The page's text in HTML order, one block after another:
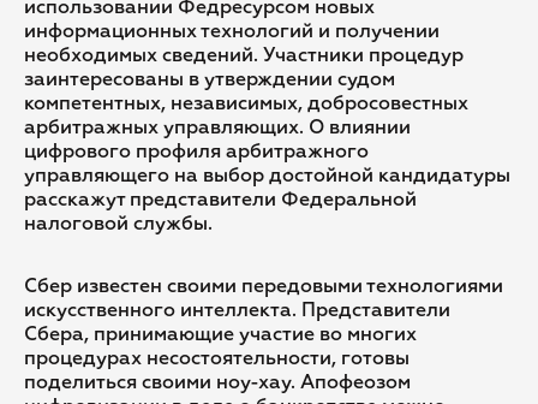
использовании Федресурсом новых
информационных технологий и получении
необходимых сведений. Участники процедур
заинтересованы в утверждении судом
компетентных, независимых, добросовестных
арбитражных управляющих. О влиянии
цифрового профиля арбитражного
управляющего на выбор достойной кандидатуры
расскажут представители Федеральной
налоговой службы.
Сбер известен своими передовыми технологиями
искусственного интеллекта. Представители
Сбера, принимающие участие во многих
процедурах несостоятельности, готовы
поделиться своими ноу-хау. Апофеозом